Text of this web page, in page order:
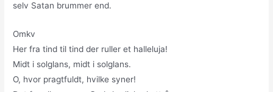
selv Satan brummer end.
Omkv
Her fra tind til tind der ruller et halleluja!
Midt i solglans, midt i solglans.
O, hvor pragtfuldt, hvilke syner!